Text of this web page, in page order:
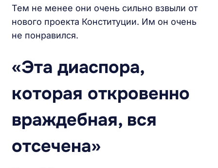
Тем не менее они очень сильно взвыли от
нового проекта Конституции. Им он очень
не понравился.
«Эта диаспора,
которая откровенно
враждебная, вся
отсечена»